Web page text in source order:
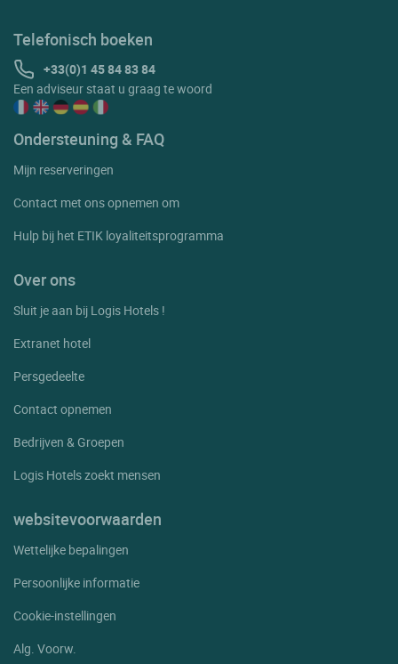
Telefonisch boeken
+33(0)1 45 84 83 84
Een adviseur staat u graag te woord
Ondersteuning & FAQ
Mijn reserveringen
Contact met ons opnemen om
Hulp bij het ETIK loyaliteitsprogramma
Over ons
Sluit je aan bij Logis Hotels !
Extranet hotel
Persgedeelte
Contact opnemen
Bedrijven & Groepen
Logis Hotels zoekt mensen
websitevoorwaarden
Wettelijke bepalingen
Persoonlijke informatie
Cookie-instellingen
Alg. Voorw.